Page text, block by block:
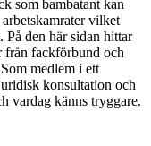
som bambatant kan
vilket
den här sidan hittar
från fackförbund och
medlem i ett
konsultation och
vardag känns tryggare.